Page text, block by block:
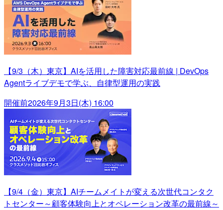
【9/3（木）東京】AIを活用した障害対応最前線 | DevOps
Agentライブデモで学ぶ、自律型運用の実践
開催前2026年9月3日(木) 16:00
【9/4（金）東京】AIチームメイトが変える次世代コンタク
トセンター～顧客体験向上とオペレーション改革の最前線～